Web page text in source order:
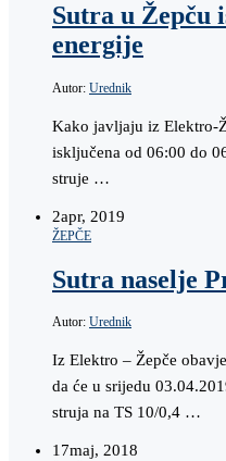
Sutra u Žepču
energije
Autor: Urednik
Kako javljaju iz Elektro-
isključena od 06:00 do
struje …
2apr, 2019
ŽEPČE
Sutra naselje
Autor: Urednik
Iz Elektro – Žepče
da će u srijedu
struja na TS 10/0,4 …
17maj, 2018